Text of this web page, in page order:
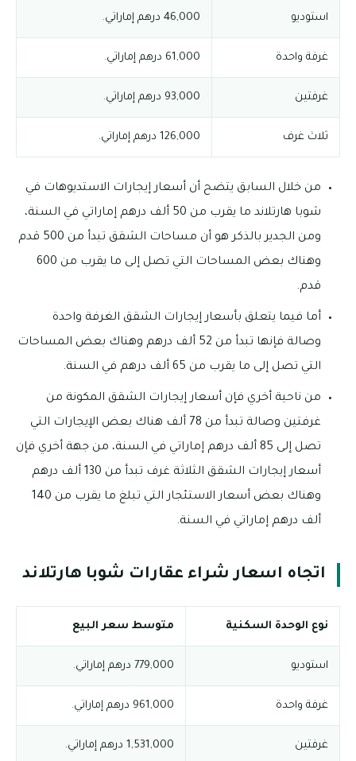
استوديو 46,000 درهم إماراتي.
غرفة واحدة 61,000 درهم إماراتي.
غرفتين 93,000 درهم إماراتي.
ثلاث غرف 126,000 درهم إماراتي.
من خلال السابق يتضح أن أسعار إيجارات الاستديوهات في
شوبا هارتلاند ما يقرب من 50 ألف درهم إماراتي في السنة،
ومن الجدير بالذكر هو أن مساحات الشقق تبدأ من 500 قدم
وهناك بعض المساحات التي تصل إلى ما يقرب من 600
قدم.
أما فيما يتعلق بأسعار إيجارات الشقق الغرفة واحدة
وصالة فإنها تبدأ من 52 ألف درهم وهناك بعض المساحات
التي تصل إلى ما يقرب من 65 ألف درهم في السنة.
من ناحية أخري فإن أسعار إيجارات الشقق المكونة من
غرفتين وصالة تبدأ من 78 ألف هناك بعض الإيجارات التي
تصل إلى 85 ألف درهم إماراتي في السنة، من جهة أخري فإن
أسعار إيجارات الشقق الثلاثة غرف تبدأ من 130 ألف درهم
وهناك بعض أسعار الاستئجار التي تبلغ ما يقرب من 140
ألف درهم إماراتي في السنة.
اتجاه اسعار شراء عقارات شوبا هارتلاند
نوع الوحدة السكنية متوسط سعر البيع
استوديو 779,000 درهم إماراتي.
غرفة واحدة 961,000 درهم إماراتي.
غرفتين 1,531,000 درهم إماراتي.